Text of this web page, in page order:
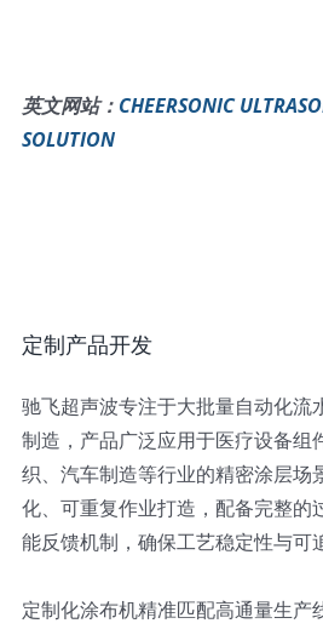
英文网站： CHEERSONIC
SOLUTION
定制产品开发
驰飞超声波专注于大批量自动化流
制造，产品广泛应用于医疗设备组
织、汽车制造等行业的精密涂层场
化、可重复作业打造，配备完整的
能反馈机制，确保工艺稳定性与可
定制化涂布机精准匹配高通量生产